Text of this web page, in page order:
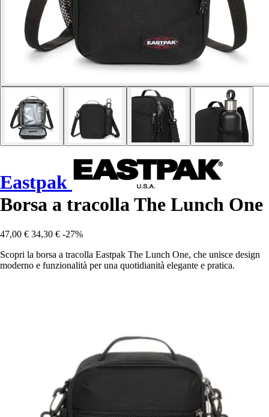
Eastpak
Borsa a tracolla The Lunch One
47,00 € 34,30 € -27%
Scopri la borsa a tracolla Eastpak The Lunch One, che unisce design
moderno e funzionalità per una quotidianità elegante e pratica.